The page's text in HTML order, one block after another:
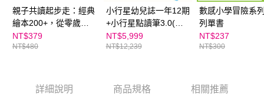
親子共讀起步走：經典
繪本200+，從零歲開
始讓孩子愛上閱讀(全
新增訂版)
NT$379
NT$480
小行星幼兒誌一年12期
+小行星點讀筆3.0(充
電版)+親子天下有聲故
事書APP 12個月
NT$5,999
NT$12,239
數感小學冒險系
列單書
NT$237
NT$300
詳細說明 商品規格 相關推薦